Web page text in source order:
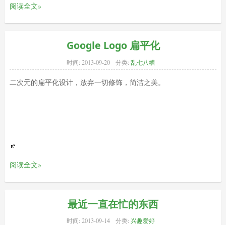
阅读全文»
Google Logo 扁平化
时间:2013-09-20 分类:乱七八糟
二次元的扁平化设计，放弃一切修饰，简洁之美。
阅读全文»
最近一直在忙的东西
时间:2013-09-14 分类:兴趣爱好